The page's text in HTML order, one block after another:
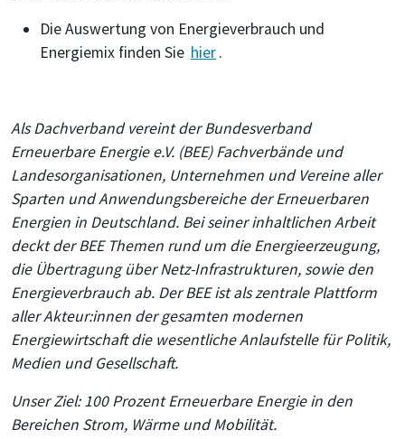
Die Auswertung von Energieverbrauch und
Energiemix finden Sie hier.
Als Dachverband vereint der Bundesverband
Erneuerbare Energie e.V. (BEE) Fachverbände und
Landesorganisationen, Unternehmen und Vereine aller
Sparten und Anwendungsbereiche der Erneuerbaren
Energien in Deutschland. Bei seiner inhaltlichen Arbeit
deckt der BEE Themen rund um die Energieerzeugung,
die Übertragung über Netz-Infrastrukturen, sowie den
Energieverbrauch ab. Der BEE ist als zentrale Plattform
aller Akteur:innen der gesamten modernen
Energiewirtschaft die wesentliche Anlaufstelle für Politik,
Medien und Gesellschaft.
Unser Ziel: 100 Prozent Erneuerbare Energie in den
Bereichen Strom, Wärme und Mobilität.